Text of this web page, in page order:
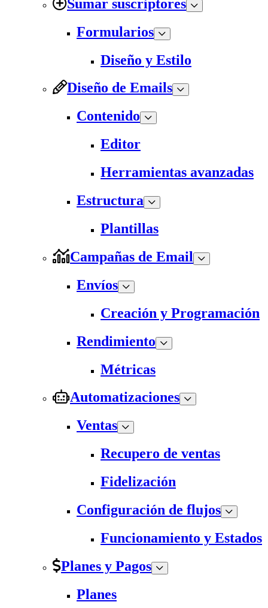
Sumar suscriptores
Formularios
Diseño y Estilo
Diseño de Emails
Contenido
Editor
Herramientas avanzadas
Estructura
Plantillas
Campañas de Email
Envíos
Creación y Programación
Rendimiento
Métricas
Automatizaciones
Ventas
Recupero de ventas
Fidelización
Configuración de flujos
Funcionamiento y Estados
Planes y Pagos
Planes